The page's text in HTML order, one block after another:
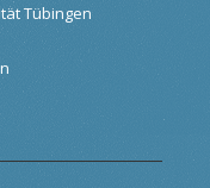
Tübingen